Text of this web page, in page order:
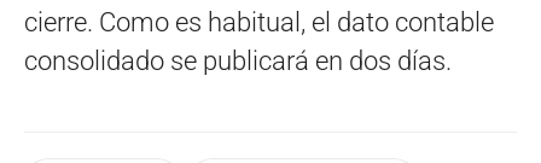
cierre. Como es habitual, el dato contable
consolidado se publicará en dos días.